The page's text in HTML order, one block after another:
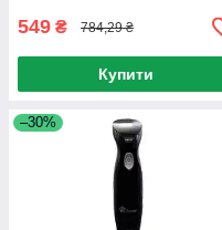
549 ₴ 784,29 ₴
Купити
–30%